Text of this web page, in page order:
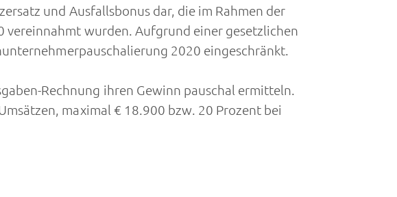
und Ausfallsbonus dar, die im Rahmen der
wurden. Aufgrund einer gesetzlichen
2020 eingeschränkt.
Rechnung ihren Gewinn pauschal ermitteln.
maximal € 18.900 bzw. 20 Prozent bei